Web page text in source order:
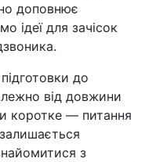
доповнює
ідеї для зачісок
до
від довжини
коротке — питання
з